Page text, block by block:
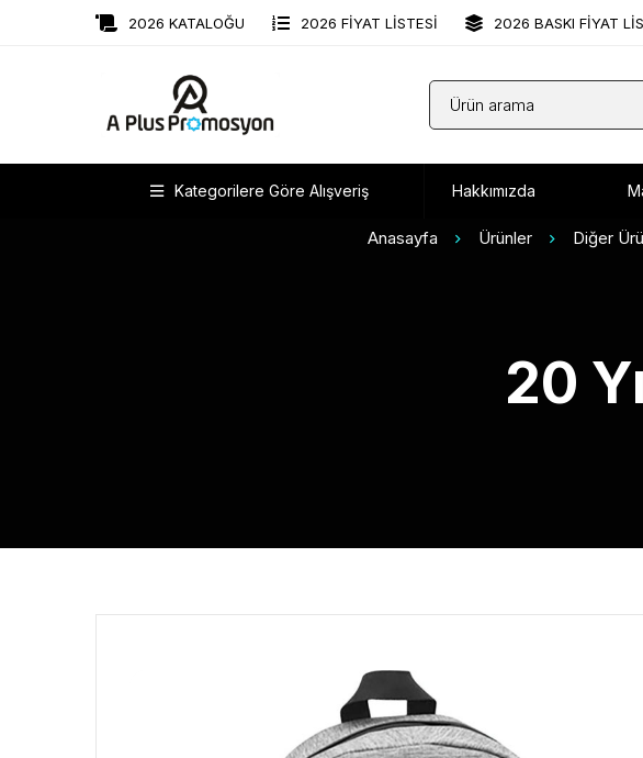
2026 KATALOĞU 2026 FİYAT LİSTESİ 2026 BASKI FİYAT
Kategorilere Göre Alışveriş Hakkımızda
Anasayfa Ürünler Diğer
20